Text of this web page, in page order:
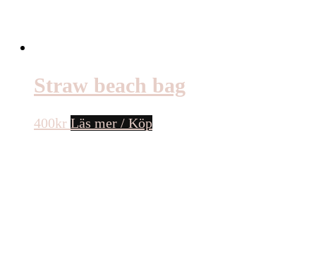
Straw beach bag
400kr Läs mer / Köp